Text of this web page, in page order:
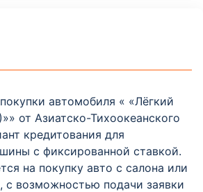
автомобиля « «Лёгкий
от Азиатско-Тихоокеанского
кредитования для
с фиксированной ставкой.
на покупку авто с салона или
с возможностью подачи заявки